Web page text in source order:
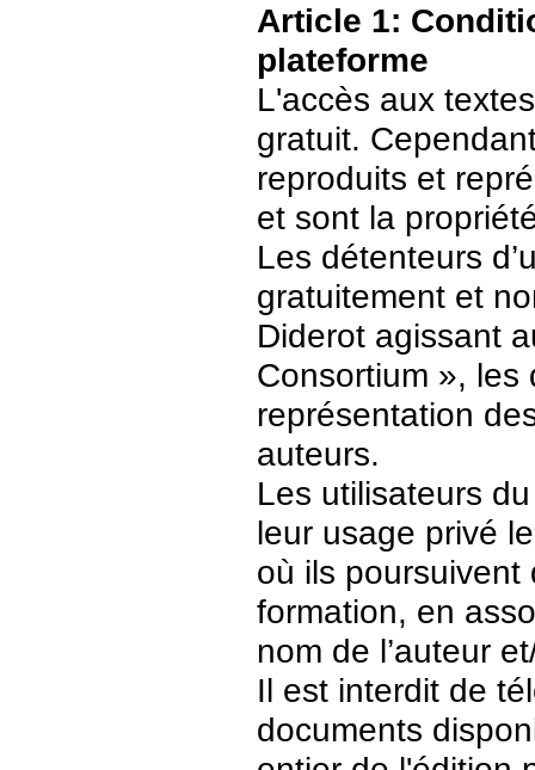
Article 1:
plateforme
L'accès aux
gratuit.
reproduits et
et sont la
Les détenteurs
gratuitement et
Diderot agissant
Consortium », les
représentation
auteurs.
Les utilisateurs
leur usage privé
où ils
formation, en
nom de l’auteur
Il est interdit de
documents